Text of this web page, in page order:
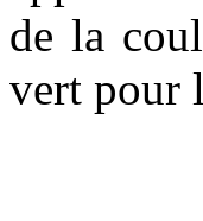
de la
vert pour